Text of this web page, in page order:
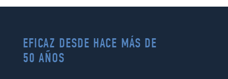
EFICAZ DESDE HACE MÁS DE
50 AÑOS